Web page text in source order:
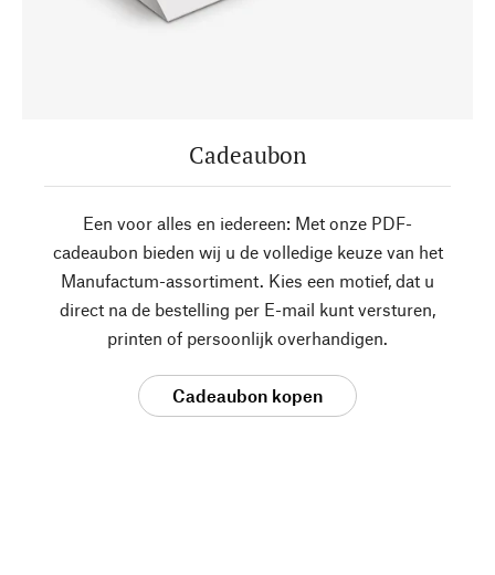
Cadeaubon
Een voor alles en iedereen: Met onze PDF-
cadeaubon bieden wij u de volledige keuze van het
Manufactum-assortiment. Kies een motief, dat u
direct na de bestelling per E-mail kunt versturen,
printen of persoonlijk overhandigen.
Cadeaubon kopen